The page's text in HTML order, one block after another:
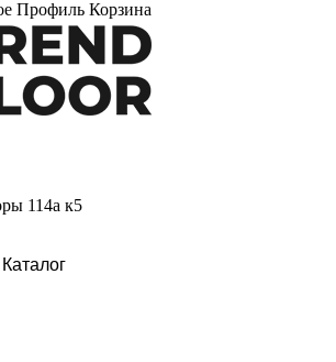
Профиль Корзина
114а к5
Каталог